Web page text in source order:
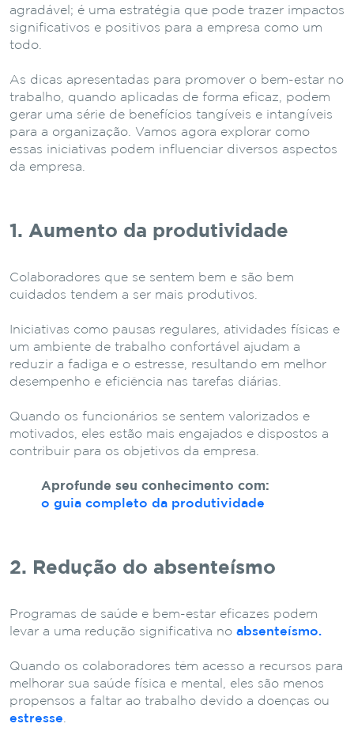
agradável; é uma estratégia que pode trazer impactos
significativos e positivos para a empresa como um
todo.
As dicas apresentadas para promover o bem-estar no
trabalho, quando aplicadas de forma eficaz, podem
gerar uma série de benefícios tangíveis e intangíveis
para a organização. Vamos agora explorar como
essas iniciativas podem influenciar diversos aspectos
da empresa.
1. Aumento da produtividade
Colaboradores que se sentem bem e são bem
cuidados tendem a ser mais produtivos.
Iniciativas como pausas regulares, atividades físicas e
um ambiente de trabalho confortável ajudam a
reduzir a fadiga e o estresse, resultando em melhor
desempenho e eficiência nas tarefas diárias.
Quando os funcionários se sentem valorizados e
motivados, eles estão mais engajados e dispostos a
contribuir para os objetivos da empresa.
Aprofunde seu conhecimento com:
o guia completo da produtividade
2. Redução do absenteísmo
Programas de saúde e bem-estar eficazes podem
levar a uma redução significativa no absenteísmo.
Quando os colaboradores têm acesso a recursos para
melhorar sua saúde física e mental, eles são menos
propensos a faltar ao trabalho devido a doenças ou
estresse